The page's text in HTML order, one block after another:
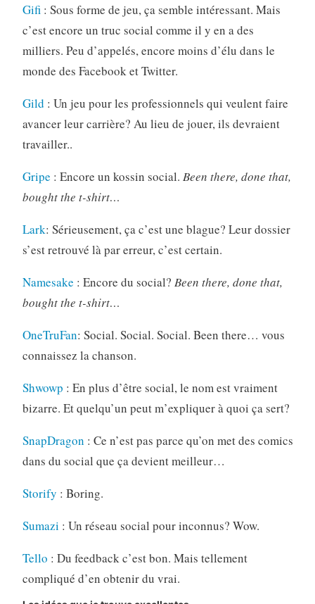
Gifi : Sous forme de jeu, ça semble intéressant. Mais
c’est encore un truc social comme il y en a des
milliers. Peu d’appelés, encore moins d’élu dans le
monde des Facebook et Twitter.
Gild : Un jeu pour les professionnels qui veulent faire
avancer leur carrière? Au lieu de jouer, ils devraient
travailler..
Gripe : Encore un kossin social. Been there, done that,
bought the t-shirt…
Lark: Sérieusement, ça c’est une blague? Leur dossier
s’est retrouvé là par erreur, c’est certain.
Namesake : Encore du social? Been there, done that,
bought the t-shirt…
OneTruFan: Social. Social. Social. Been there… vous
connaissez la chanson.
Shwowp : En plus d’être social, le nom est vraiment
bizarre. Et quelqu’un peut m’expliquer à quoi ça sert?
SnapDragon : Ce n’est pas parce qu’on met des comics
dans du social que ça devient meilleur…
Storify : Boring.
Sumazi : Un réseau social pour inconnus? Wow.
Tello : Du feedback c’est bon. Mais tellement
compliqué d’en obtenir du vrai.